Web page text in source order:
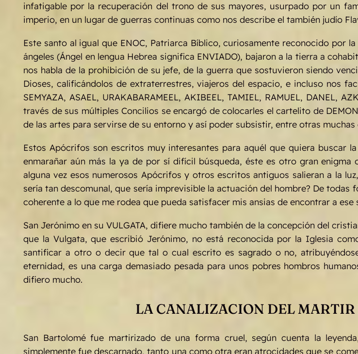
infatigable por la recuperación del trono de sus mayores, usurpado por un
imperio, en un lugar de guerras continuas como nos describe el también judío
Este santo al igual que ENOC, Patriarca Bíblico, curiosamente reconocido por
ángeles (Ángel en lengua Hebrea significa ENVIADO), bajaron a la tierra a
nos habla de la prohibición de su jefe, de la guerra que sostuvieron siendo
Dioses, calificándolos de extraterrestres, viajeros del espacio, e incluso nos
SEMYAZA, ASAEL, URAKABARAMEEL, AKIBEEL, TAMIEL, RAMUEL, DANEL,
través de sus múltiples Concilios se encargó de colocarles el cartelito de
de las artes para servirse de su entorno y así poder subsistir, entre otras muchas
Estos Apócrifos son escritos muy interesantes para aquél que quiera buscar
enmarañar aún más la ya de por sí difícil búsqueda, éste es otro gran
alguna vez esos numerosos Apócrifos y otros escritos antiguos salieran a la
sería tan descomunal, que sería imprevisible la actuación del hombre? De
coherente a lo que me rodea que pueda satisfacer mis ansias de encontrar a
San Jerónimo en su VULGATA, difiere mucho también de la concepción del
que la Vulgata, que escribió Jerónimo, no está reconocida por la Iglesia
santificar a otro o decir que tal o cual escrito es sagrado o no,
eternidad, es una carga demasiado pesada para unos pobres hombros
difiero mucho.
LA CANALIZACION DEL
San Bartolomé fue martirizado de una forma cruel, según cuenta la
simplemente fue descarnado, tanto una como otra eran atrocidades que se